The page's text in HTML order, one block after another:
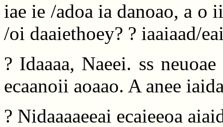
iae ie /adoa ia danoao, a o
/oi daaiethoey? ? iaaiaad/
? Idaaaa, Naeei. ss
ecaanoii aoaao. A anee
? Nidaaaaeeai ecaieeoa